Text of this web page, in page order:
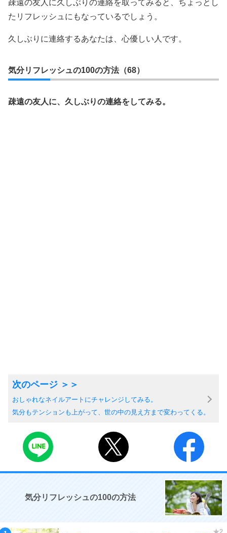
疎遠の友人に久しぶりの連絡を取ってみると、ちょっとし
たリフレッシュにもなっているでしょう。
久しぶりに連絡するあなたは、心優しい人です。
気分リフレッシュの100の方法（68）
疎遠の友人に、久しぶりの連絡をしてみる。
おしゃれなネイルアートにチャレンジしてみる。
気分もテンションも上がって、世の中の見え方まで変わってくる。
気分リフレッシュの100の方法